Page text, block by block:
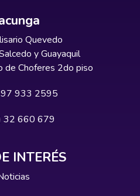
Quevedo
y Guayaquil
de Choferes 2do piso
933 2595
32 660 679
INTERÉS